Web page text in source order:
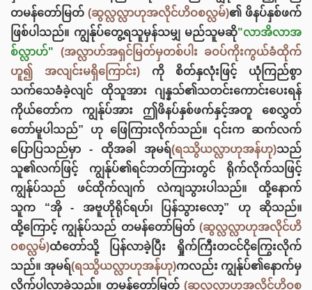
တမန်တော်မြတ် (ဆွလ္လလ္လာဟုအလိုင်ဟိဝစလ္လမ်)၏ ဖိနပ်နှစ်ဖက်
ဖြစ်ပါသည်။ ကျွန်ုပ်တွေ့ရသူမှန်သမျှ မည်သူမဆို"လာအိလာအ
စ်လ္လာဟ်"
(အလ္လာဟ်အရှင်မြတ်မှတစ်ပါး ခဝပ်ကိုးကွယ်ခံထိုက်
ဟူ၍ အလျင်းမရှိကြောင်း)ကို စိတ်နှလုံးဖြင့် ယုံကြည်စွာ
သက်သေခံခဲ့လျင် ထိုသူအား ဂျန္နသ်၏သတင်းကောင်းပေးရန်
ကိုယ်တော်က ကျွန်ုပ်အား ဤဖိနပ်နှစ်ဖက်နှင့်အတူ စေလွှတ်
တော်မူပါသည်” ဟု ဖြေကြားလိုက်သည်။ ၎င်းက ဆက်လက်
ပြောပြသည်မှာ - ထိုအခါ အုမရ်(ရဿွိယလ္လာဟုအန်ဟု)သည်
သူ၏လက်ဖြင့် ကျွန်ုပ်၏ရင်ဘတ်ကြားတွင် ရိုက်လိုက်သဖြင့်
ကျွန်ုပ်သည် ဖင်ထိုက်လျက် လဲကျသွားပါသည်။ ထို့နောက်
သူက “အို - အဗူဟိုရိုင်ရဟ်၊ ပြန်သွားလော့” ဟု ဆိုသည်။
ထို့ကြောင့် ကျွန်ုပ်သည် တမန်တော်မြတ် (ဆွလ္လလ္လာဟုအလိုင်ဟိ
ဝစလ္လမ်)ထံတော်သို့ ပြန်လာခဲ့ပြီး ရှိုက်ကြီးတငင်ငိုကြွေးလိုက်
သည်။ အုမရ်(ရဿွိယလ္လာဟုအန်ဟု)ကလည်း ကျွန်ုပ်၏နောက်မှ
လိုက်ပါလာခဲ့သည်။ တမန်တော်မြတ် (ဆွလ္လလ္လာဟုအလိုင်ဟိဝစ